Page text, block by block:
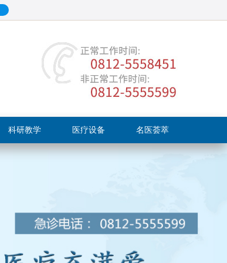
科研教学 医疗设备 名医荟萃